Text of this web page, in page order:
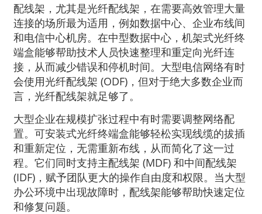
配线架，尤其是光纤配线架，在需要高效管理大量
连接的场所最为适用，例如数据中心、企业布线间
和电信中心机房。在中型数据中心，机架式光纤终
端盒能够帮助技术人员快速整理和重定向光纤连
接，从而减少错误和停机时间。大型电信网络有时
会使用光纤配线架 (ODF)，但对于绝大多数企业而
言，光纤配线架就足够了。
大型企业在规模扩张过程中有时需要调整网络配
置。可安装式光纤终端盒能够轻松实现线缆的拔插
和重新定位，无需重新布线，从而简化了这一过
程。它们同时支持主配线架 (MDF) 和中间配线架
(IDF)，赋予团队更大的操作自由度和权限。当大型
办公环境中出现故障时，配线架能够帮助快速定位
和修复问题。